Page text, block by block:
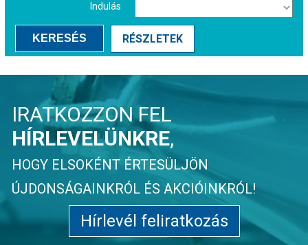
Indulás
KERESÉS RÉSZLETEK
IRATKOZZON FEL
HÍRLEVELÜNKRE,
HOGY ELSOKÉNT ÉRTESÜLJÖN
ÚJDONSÁGAINKRÓL ÉS AKCIÓINKRÓL!
Hírlevél feliratkozás